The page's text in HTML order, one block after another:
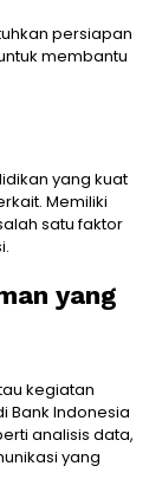
persiapan
membantu
yang kuat
Memiliki
satu faktor
yang
kegiatan
Bank Indonesia
analisis data,
yang